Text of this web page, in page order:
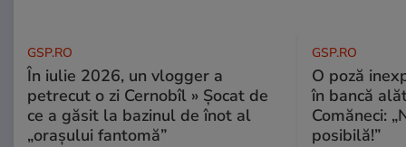
GSP.RO
În iulie 2026, un vlogger a
petrecut o zi Cernobîl » Șocat de
ce a găsit la bazinul de înot al
„orașului fantomă”
GSP.RO
O poză
în bancă
Comăneci:
posibilă!”